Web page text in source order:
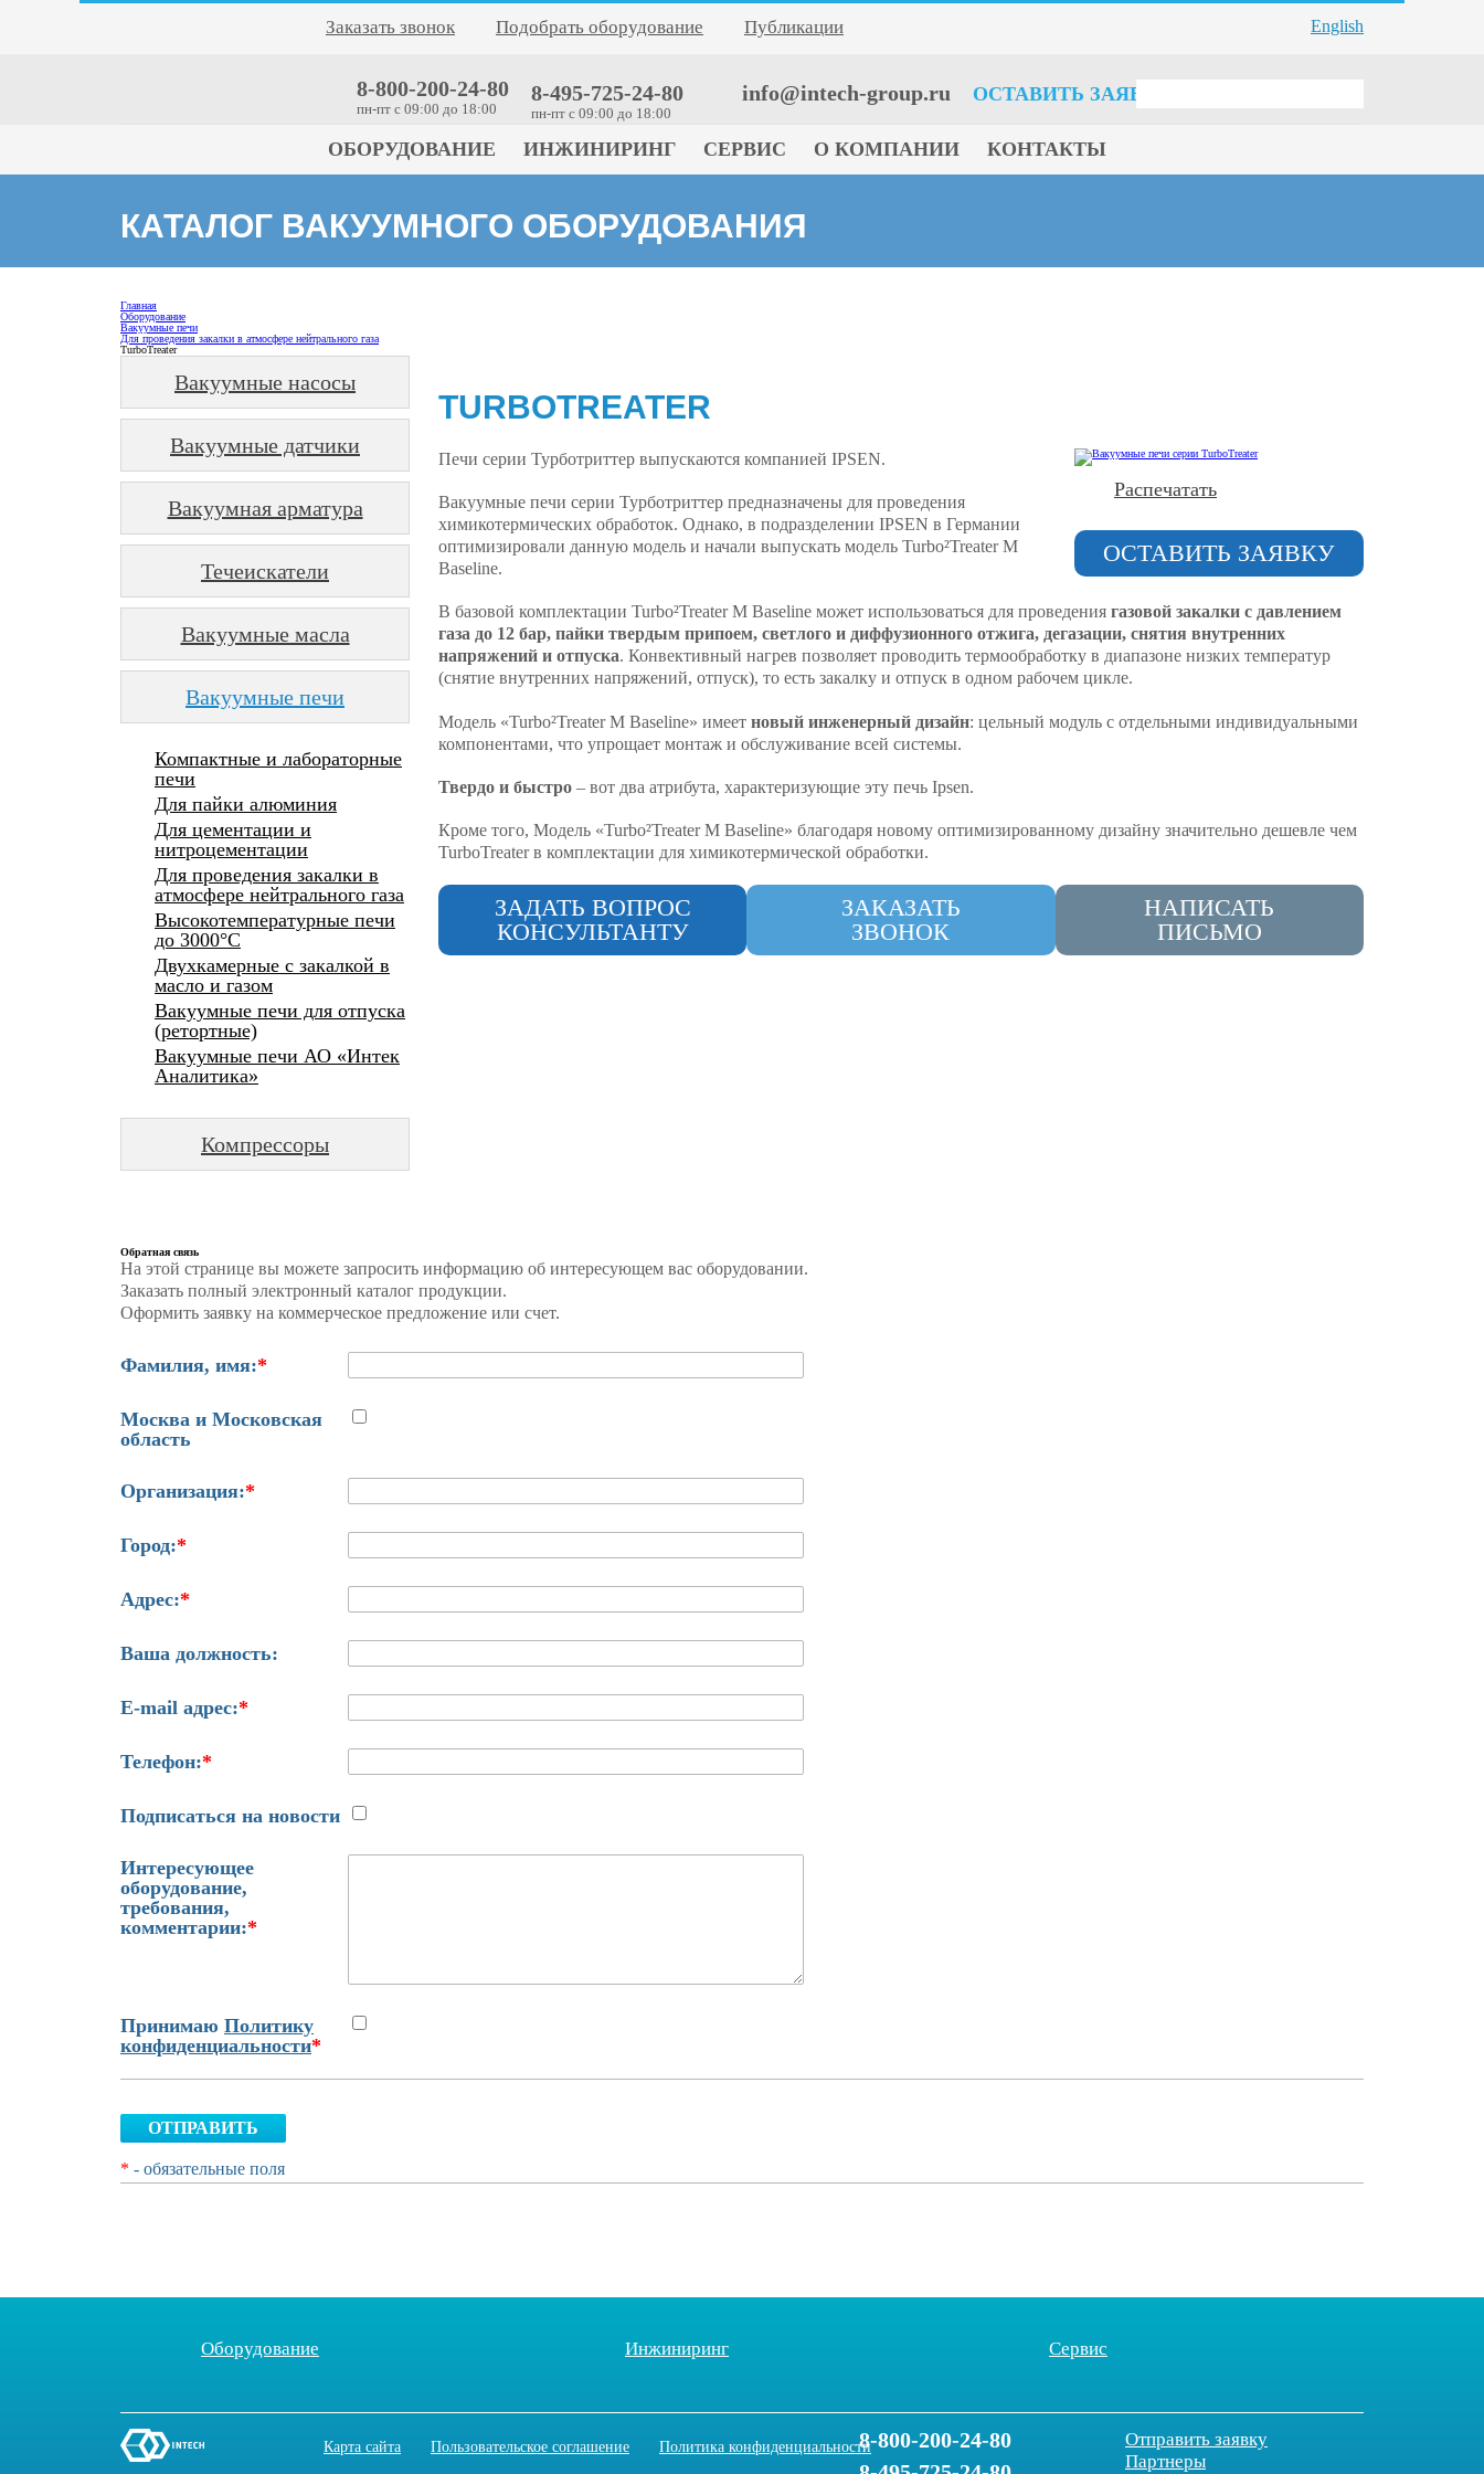
English
Заказать звонок Подобрать оборудование Публикации
8-800-200-24-80
пн-пт c 09:00 до 18:00
8-495-725-24-80
пн-пт c 09:00 до 18:00
info@intech-group.ru ОСТАВИТЬ ЗАЯВКУ
ОБОРУДОВАНИЕ ИНЖИНИРИНГ СЕРВИС О КОМПАНИИ КОНТАКТЫ
КАТАЛОГ ВАКУУМНОГО ОБОРУДОВАНИЯ
Главная
Оборудование
Вакуумные печи
Для проведения закалки в атмосфере нейтрального газа
TurboTreater
Вакуумные насосы
Вакуумные датчики
Вакуумная арматура
Течеискатели
Вакуумные масла
Вакуумные печи
Компактные и лабораторные
печи
Для пайки алюминия
Для цементации и
нитроцементации
Для проведения закалки в
атмосфере нейтрального газа
Высокотемпературные печи
до 3000°С
Двухкамерные с закалкой в
масло и газом
Вакуумные печи для отпуска
(ретортные)
Вакуумные печи АО «Интек
Аналитика»
Компрессоры
TURBOTREATER
Распечатать
ОСТАВИТЬ ЗАЯВКУ
Печи серии Турботриттер выпускаются компанией IPSEN.
Вакуумные печи серии Турботриттер предназначены для проведения
химикотермических обработок. Однако, в подразделении IPSEN в Германии
оптимизировали данную модель и начали выпускать модель Turbo²Treater M
Baseline.
В базовой комплектации Turbo²Treater M Baseline может использоваться для проведения газовой закалки с давлением
газа до 12 бар, пайки твердым припоем, светлого и диффузионного отжига, дегазации, снятия внутренних
напряжений и отпуска. Конвективный нагрев позволяет проводить термообработку в диапазоне низких температур
(снятие внутренних напряжений, отпуск), то есть закалку и отпуск в одном рабочем цикле.
Модель «Turbo²Treater M Baseline» имеет новый инженерный дизайн: цельный модуль с отдельными индивидуальными
компонентами, что упрощает монтаж и обслуживание всей системы.
Твердо и быстро – вот два атрибута, характеризующие эту печь Ipsen.
Кроме того, Модель «Turbo²Treater M Baseline» благодаря новому оптимизированному дизайну значительно дешевле чем
TurboTreater в комплектации для химикотермической обработки.
ЗАДАТЬ ВОПРОС
КОНСУЛЬТАНТУ
ЗАКАЗАТЬ
ЗВОНОК
НАПИСАТЬ
ПИСЬМО
Обратная связь
На этой странице вы можете запросить информацию об интересующем вас оборудовании.
Заказать полный электронный каталог продукции.
Оформить заявку на коммерческое предложение или счет.
Фамилия, имя:*
Москва и Московская
область
Организация:*
Город:*
Адрес:*
Ваша должность:
E-mail адрес:*
Телефон:*
Подписаться на новости
Интересующее
оборудование,
требования,
комментарии:*
Принимаю Политику
конфиденциальности*
ОТПРАВИТЬ
* - обязательные поля
Оборудование Инжиниринг Сервис
Карта сайта Пользовательское соглашение Политика конфиденциальности
Отправить заявку
Партнеры
8-800-200-24-80